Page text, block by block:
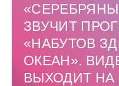
ЗВУЧИТ
«‎НАБУТОВ
ОКЕАН».
ВЫХОДИТ